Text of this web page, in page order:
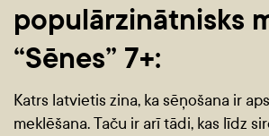
populārzinātnisks
“Sēnes” 7+:
Katrs latvietis zina, ka sēņošana ir
meklēšana. Taču ir arī tādi, kas līdz